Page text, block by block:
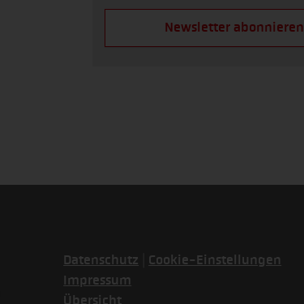
Newsletter abonnieren
Datenschutz
Cookie-Einstellungen
Impressum
Übersicht